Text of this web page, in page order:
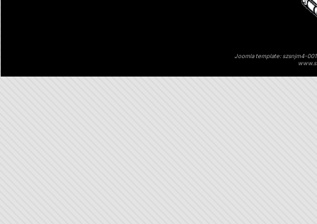
Joomla template: szsnjm4-